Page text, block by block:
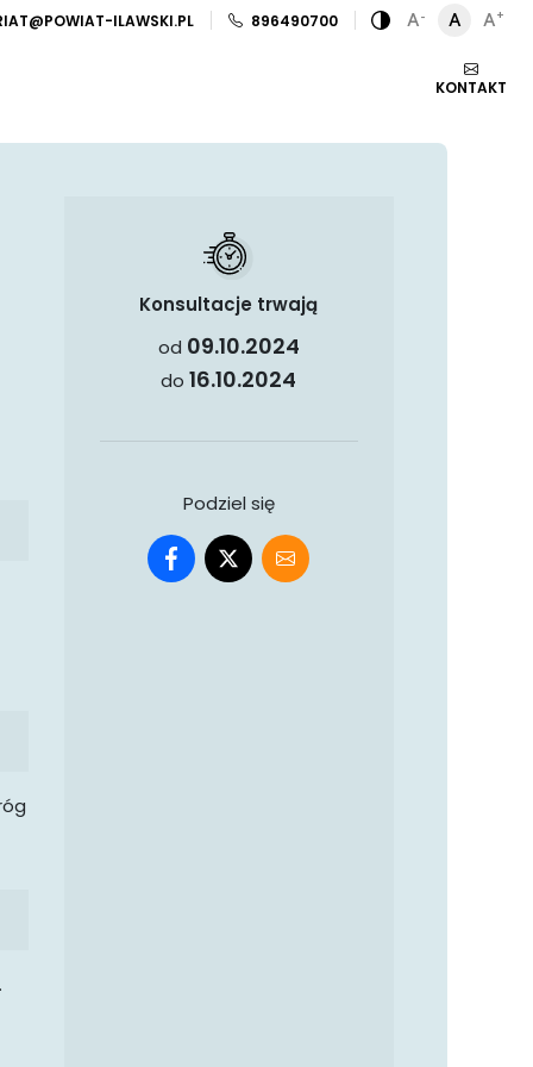
ILAWSKI.PL 896490700
Zamiana
A - A A +
KONTAKT
Konsultacje trwają
od 09.10.2024
do16.10.2024
Podziel się